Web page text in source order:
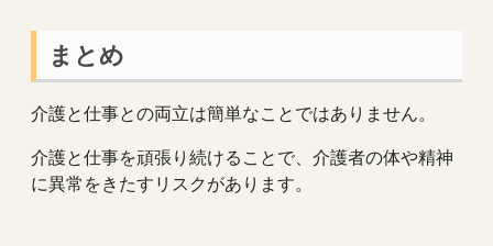
まとめ
介護と仕事との両立は簡単なことではありません。
介護と仕事を頑張り続けることで、介護者の体や精神
に異常をきたすリスクがあります。